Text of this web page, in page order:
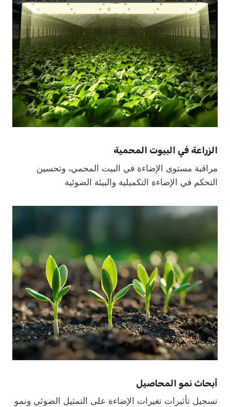
الزراعة في البيوت المحمية
مراقبة مستوى الإضاءة في البيت المحمي، وتحسين
التحكم في الإضاءة التكميلية والبيئة الضوئية
أبحاث نمو المحاصيل
تسجيل تأثيرات تغيرات الإضاءة على التمثيل الضوئي ونمو